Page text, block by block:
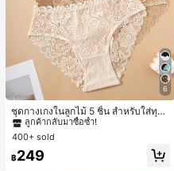
6
ชุดกางเกงในลูกไม้ 5 ชิ้น สำหรับใส่ทุกวั
น
#1 ขายดี
ลูกค้ากลับมาซื้อซ้ำ!
#1 ขายดี
ลูกค้ากลับมาซื้อซ้ำ!
#1 ขายดี
ลูกค้ากลับมาซื้อซ้ำ!
#1 ขายดี
400+ sold
฿249